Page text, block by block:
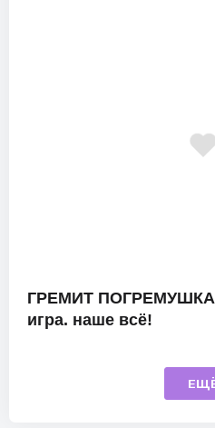
ГРЕМИТ ПОГРЕМУШКА.
игра. наше всё!